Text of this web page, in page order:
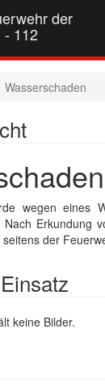
Wasserschaden
wegen eines
Erkundung
der
keine Bilder.